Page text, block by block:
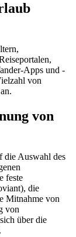
Apps und -
von
von
die Auswahl des
feste
die
Mitnahme von
von
über die